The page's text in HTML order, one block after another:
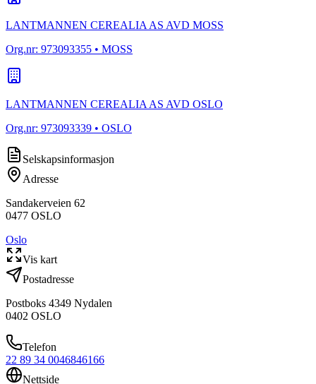
LANTMANNEN CEREALIA AS AVD MOSS
Org.nr: 973093355 • MOSS
LANTMANNEN CEREALIA AS AVD OSLO
Org.nr: 973093339 • OSLO
Selskapsinformasjon
Adresse
Sandakerveien 62
0477 OSLO
Oslo
Vis kart
Postadresse
Postboks 4349 Nydalen
0402 OSLO
Telefon
22 89 34 0046846166
Nettside